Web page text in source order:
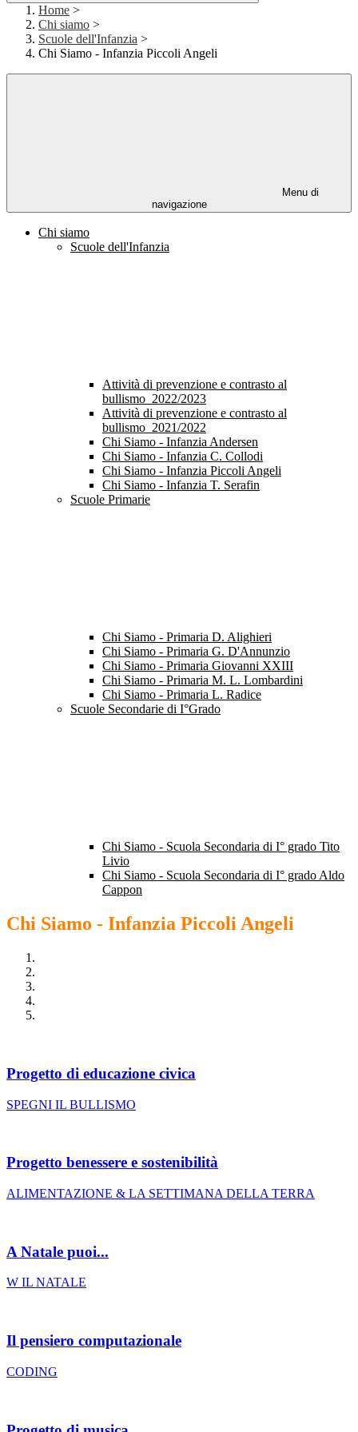
Home >
Chi siamo >
Scuole dell'Infanzia >
Chi Siamo - Infanzia Piccoli Angeli
Menu di
navigazione
Chi siamo
Scuole dell'Infanzia
Attività di prevenzione e contrasto al
bullismo_2022/2023
Attività di prevenzione e contrasto al
bullismo_2021/2022
Chi Siamo - Infanzia Andersen
Chi Siamo - Infanzia C. Collodi
Chi Siamo - Infanzia Piccoli Angeli
Chi Siamo - Infanzia T. Serafin
Scuole Primarie
Chi Siamo - Primaria D. Alighieri
Chi Siamo - Primaria G. D'Annunzio
Chi Siamo - Primaria Giovanni XXIII
Chi Siamo - Primaria M. L. Lombardini
Chi Siamo - Primaria L. Radice
Scuole Secondarie di I°Grado
Chi Siamo - Scuola Secondaria di I° grado Tito
Livio
Chi Siamo - Scuola Secondaria di I° grado Aldo
Cappon
Chi Siamo - Infanzia Piccoli Angeli
Progetto di educazione civica
SPEGNI IL BULLISMO
Progetto benessere e sostenibilità
ALIMENTAZIONE & LA SETTIMANA DELLA TERRA
A Natale puoi...
W IL NATALE
Il pensiero computazionale
CODING